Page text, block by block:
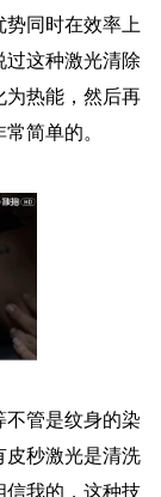
同时在效率上
过这种激光清除
为热能，然后再
简单的。
管是纹身的染
皮秒激光是清洗
信我的，这种技